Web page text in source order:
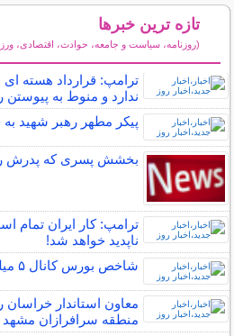
تازه ترین خبرها
(روزنامه، سیاست و جامعه، حوادث، اقتصادی،
ترامپ: قرارداد هسته
ندارد و منوط به پیوستن
پیکر مطهر رهبر شهید
بخشش پسری که پدرش
ترامپ: کار ایران تمام
ناپدید خواهد شد!
شاخص بورس کانال ۵ میلیون واحد را از دست داد
معاون استاندار خراسان
منطقه سرافرازان مشهد